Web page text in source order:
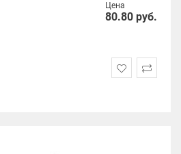
Цена
80.80 руб.